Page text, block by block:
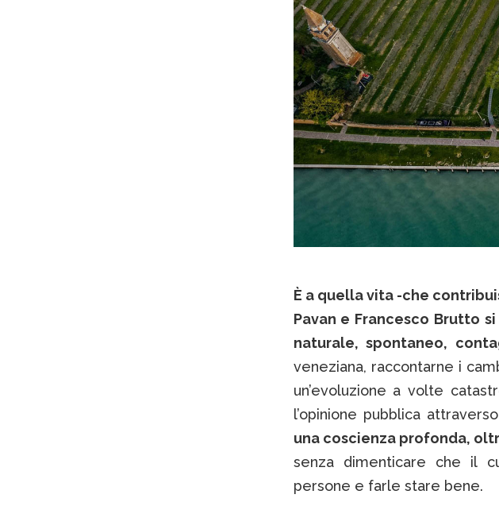
È a quella vita -che
Pavan e Francesco Brutto
naturale, spontaneo,
veneziana, raccontarne i
un’evoluzione a volte
l’opinione pubblica attraverso
una coscienza profonda,
senza dimenticare che il
persone e farle stare bene.